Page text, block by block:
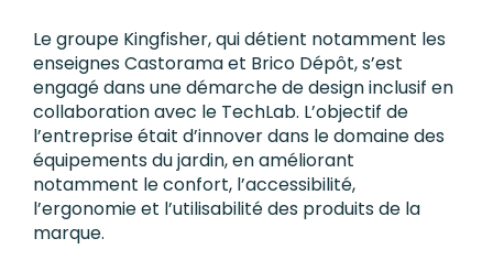
Le groupe Kingfisher, qui détient notamment les
enseignes Castorama et Brico Dépôt, s’est
engagé dans une démarche de design inclusif en
collaboration avec le TechLab. L’objectif de
l’entreprise était d’innover dans le domaine des
équipements du jardin, en améliorant
notamment le confort, l’accessibilité,
l’ergonomie et l’utilisabilité des produits de la
marque.